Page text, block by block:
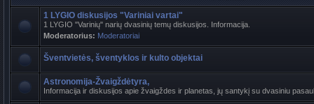
1 LYGIO diskusijos "Variniai vartai"
1 LYGIO "Varinių" narių dvasinių temų diskusijos. Informacija.
Moderatorius: Moderatoriai
Šventvietės, šventyklos ir kulto objektai
Astronomija-Žvaigždėtyra,
Informacija ir diskusijos apie žvaigždes ir planetas, jų santykį su dvasiniu